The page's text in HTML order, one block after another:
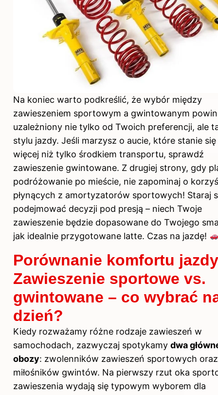
Na koniec warto podkreślić, że wybór między
zawieszeniem sportowym a gwintowanym
uzależniony nie tylko od Twoich preferencji, ale
stylu jazdy. Jeśli marzysz o aucie, które stanie
więcej niż tylko środkiem transportu, sprawdź
zawieszenie gwintowane. Z drugiej strony, gdy
podróżowanie po mieście, nie zapominaj o
płynących z amortyzatorów sportowych! Staraj
podejmować decyzji pod presją – niech Twoje
zawieszenie będzie dopasowane do Twojego
jak idealnie przygotowane latte. Czas na jazdę!
Porównanie komfortu
Zawieszenie sportowe vs.
gwintowane – co wybrać
dzień?
Kiedy rozważamy różne rodzaje zawieszeń w
samochodach, zazwyczaj spotykamy dwa
obozy: zwolenników zawieszeń sportowych oraz
miłośników gwintów. Na pierwszy rzut oka
zawieszenia wydają się typowym wyborem dla